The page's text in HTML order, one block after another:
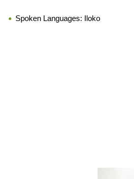
Spoken Languages: Iloko